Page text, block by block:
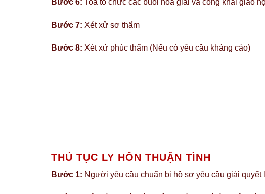
Bước 7: Xét xử sơ thẩm
Bước 8: Xét xử phúc thẩm (Nếu có yêu cầu kháng cáo)
THỦ TỤC LY HÔN THUẬN TÌNH
Bước 1: Người yêu cầu chuẩn bị hồ sơ yêu cầu giải quyết